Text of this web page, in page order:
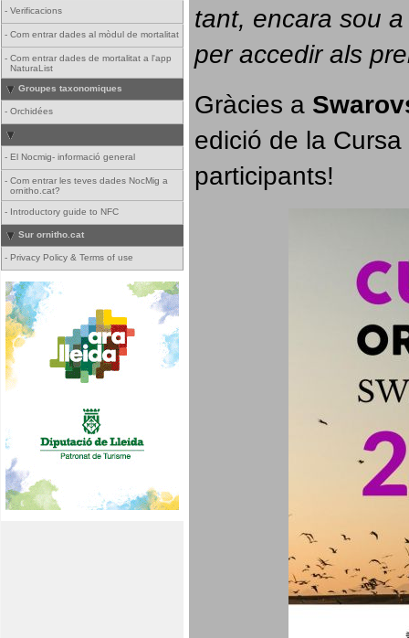
- Verificacions
- Com entrar dades al mòdul de mortalitat
- Com entrar dades de mortalitat a l'app
NaturaList
Groupes taxonomiques
- Orchidées
- El Nocmig- informació general
- Com entrar les teves dades NocMig a
ornitho.cat?
- Introductory guide to NFC
Sur ornitho.cat
- Privacy Policy & Terms of use
tant, encara sou
per accedir als
Gràcies a
edició de la
participants!